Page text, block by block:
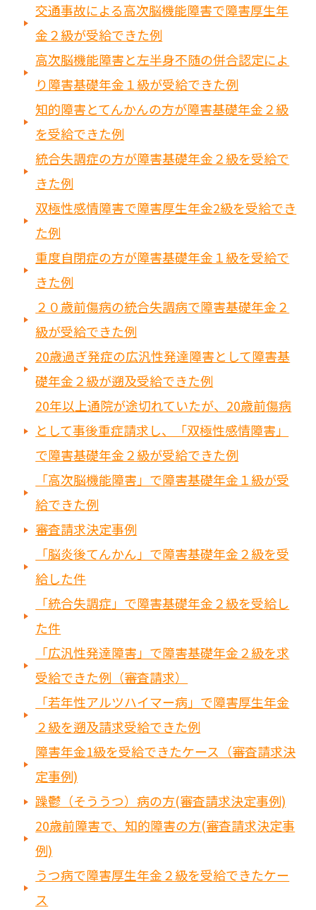
交通事故による高次脳機能障害で障害厚生年
金２級が受給できた例
高次脳機能障害と左半身不随の併合認定によ
り障害基礎年金１級が受給できた例
知的障害とてんかんの方が障害基礎年金２級
を受給できた例
統合失調症の方が障害基礎年金２級を受給で
きた例
双極性感情障害で障害厚生年金2級を受給でき
た例
重度自閉症の方が障害基礎年金１級を受給で
きた例
２０歳前傷病の統合失調病で障害基礎年金２
級が受給できた例
20歳過ぎ発症の広汎性発達障害として障害基
礎年金２級が遡及受給できた例
20年以上通院が途切れていたが、20歳前傷病
として事後重症請求し、「双極性感情障害」
で障害基礎年金２級が受給できた例
「高次脳機能障害」で障害基礎年金１級が受
給できた例
審査請求決定事例
「脳炎後てんかん」で障害基礎年金２級を受
給した件
「統合失調症」で障害基礎年金２級を受給し
た件
「広汎性発達障害」で障害基礎年金２級を求
受給できた例（審査請求）
「若年性アルツハイマー病」で障害厚生年金
２級を遡及請求受給できた例
障害年金1級を受給できたケース（審査請求決
定事例)
躁鬱（そううつ）病の方(審査請求決定事例)
20歳前障害で、知的障害の方(審査請求決定事
例)
うつ病で障害厚生年金２級を受給できたケー
ス